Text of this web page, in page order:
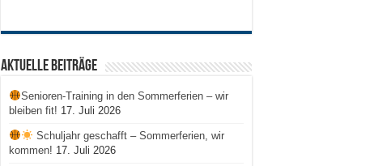
Aktuelle Beiträge
Senioren-Training in den Sommerferien – wir
bleiben fit! 17. Juli 2026
Schuljahr geschafft – Sommerferien, wir
kommen! 17. Juli 2026